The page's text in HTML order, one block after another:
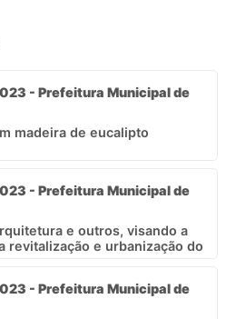
- Prefeitura Municipal de
madeira de eucalipto
- Prefeitura Municipal de
e outros, visando a
revitalização e urbanização do
- Prefeitura Municipal de